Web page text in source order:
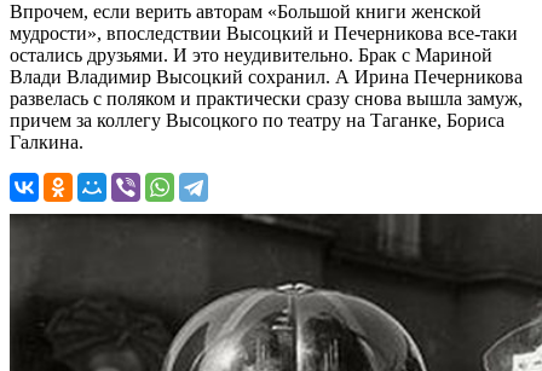
Впрочем, если верить авторам «Большой книги женской
мудрости», впоследствии Высоцкий и Печерникова все-таки
остались друзьями. И это неудивительно. Брак с Мариной
Влади Владимир Высоцкий сохранил. А Ирина Печерникова
развелась с поляком и практически сразу снова вышла замуж,
причем за коллегу Высоцкого по театру на Таганке, Бориса
Галкина.